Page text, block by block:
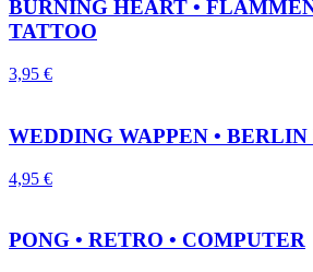
BURNING HEART •
TATTOO
3,95 €
WEDDING WAPPEN •
4,95 €
PONG • RETRO • COMPUTER